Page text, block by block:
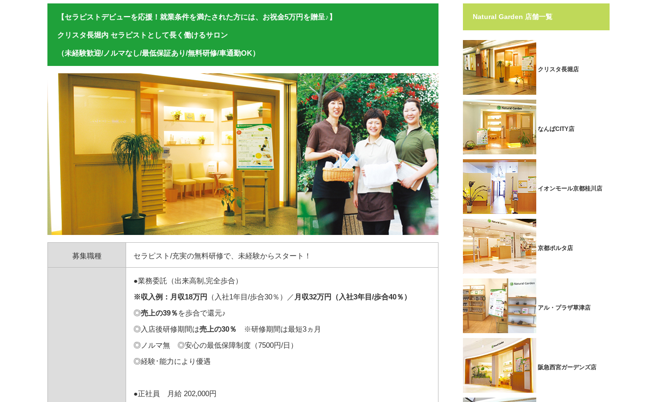
【セラピストデビューを応援！就業条件を満たされた方には、お祝金5万円を贈呈♪】
クリスタ長堀内 セラピストとして長く働けるサロン
（未経験歓迎/ノルマなし/最低保証あり/無料研修/車通勤OK）
募集職種 セラピスト/充実の無料研修で、未経験からスタート！
●業務委託（出来高制,完全歩合）
※収入例：月収18万円
（入社1年目/歩合30％）／ 月収32万円（入社3年目/歩合40％）
◎売上の39％を歩合で還元♪
◎入店後研修期間は売上の30％ ※研修期間は最短3ヵ月
◎ノルマ無 ◎安心の最低保障制度（7500円/日）
◎経験･能力により優遇
●正社員 月給 202,000円
Natural Garden 店舗一覧
クリスタ長堀店
なんばCITY店
イオンモール京都桂川店
京都ポルタ店
アル・プラザ草津店
阪急西宮ガーデンズ店